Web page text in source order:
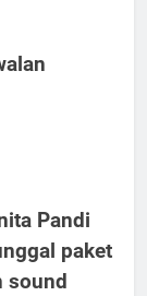
Pandi
paket
sound